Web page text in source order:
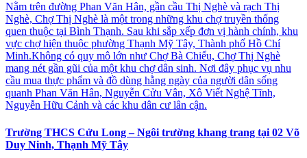
Nằm trên đường Phan Văn Hân, gần cầu Thị Nghè và rạch Thị
Nghè, Chợ Thị Nghè là một trong những khu chợ truyền thống
quen thuộc tại Bình Thạnh. Sau khi sắp xếp đơn vị hành chính, khu
vực chợ hiện thuộc phường Thạnh Mỹ Tây, Thành phố Hồ Chí
Minh.Không có quy mô lớn như Chợ Bà Chiểu, Chợ Thị Nghè
mang nét gần gũi của một khu chợ dân sinh. Nơi đây phục vụ nhu
cầu mua thực phẩm và đồ dùng hằng ngày của người dân sống
quanh Phan Văn Hân, Nguyễn Cửu Vân, Xô Viết Nghệ Tĩnh,
Nguyễn Hữu Cảnh và các khu dân cư lân cận.
Trường THCS Cửu Long – Ngôi trường khang trang tại 02 Võ
Duy Ninh, Thạnh Mỹ Tây